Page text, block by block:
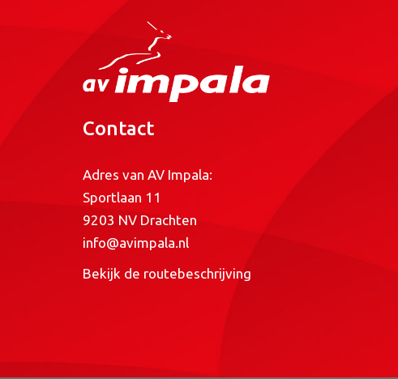
Contact
Adres van AV Impala:
Sportlaan 11
9203 NV Drachten
info@avimpala.nl
Bekijk de routebeschrijving